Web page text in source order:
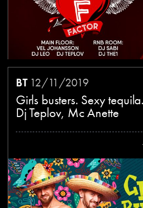
ВТ12/11/2019
Girls busters. Sexy
Dj Teplov, Mc Anette